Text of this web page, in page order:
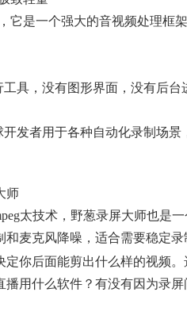
它是一个强大的音视频处理框
工具，没有图形界面，没有后
开发者用于各种自动化录制场
师
太技术，野葱录屏大师也是
麦克风降噪，适合需要稳定录
你后面能剪出什么样的视频
用什么软件？有没有因为录